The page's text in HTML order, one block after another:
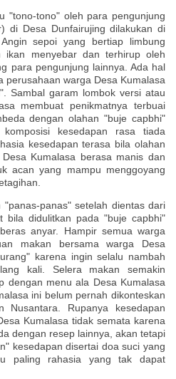
tono" oleh para pengunjung
di Desa Dunfairujing dilakukan di
sepoi yang bertiap limbung
ikan menyebar dan terhirup oleh
para pengunjung lainnya. Ada hal
perusahaan warga Desa Kumalasa
Sambal garam lombok versi atau
membuat penikmatnya terbuai
dengan olahan "buje capbhi"
kesedapan rasa tiada
kesedapan terasa bila olahan
Kumalasa berasa manis dan
acan yang mampu menggoyang
panas" setelah dientas dari
bila didulitkan pada "buje capbhi"
anyar. Hampir semua warga
makan bersama warga Desa
karena ingin selalu nambah
kali. Selera makan semakin
dengan menu ala Desa Kumalasa
ini belum pernah dikonteskan
Nusantara. Rupanya kesedapan
Kumalasa tidak semata karena
dengan resep lainnya, akan tetapi
kesedapan disertai doa suci yang
paling rahasia yang tak dapat